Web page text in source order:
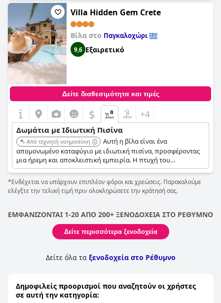
Villa Hidden Gem Crete
Βίλα στο Παγκαλοχώρι
9,6 Εξαιρετικό
Δείτε διαθεσιμότητα και τιμές
$ +4
Δωμάτια με Ιδιωτική Πισίνα
Από τεχνητή νοημοσύνη
Αυτή η βίλα είναι ένα
απομονωμένο καταφύγιο με ιδιωτική πισίνα, προσφέροντας
μια ήρεμη και αποκλειστική εμπειρία. Η πτυχή του
κρυμμένου διαμαντιού προσθέτει στην γοητεία και την
ιδιωτικότητα του χώρου της πισίνας.
*Ενδέχεται να υπάρχουν επιπλέον φόροι και χρεώσεις. Παρακαλούμε
ελέγξτε την τελική τιμή πριν ολοκληρώσετε την κράτησή σας.
ΕΜΦΑΝΙΖΟΝΤΑΙ 1-20 ΑΠΟ 200+ ΞΕΝΟΔΟΧΕΙΑ ΣΤΟ ΡΕΘΥΜΝΟ
Δείτε περισσότερα ξενοδοχεία
Δείτε όλα τα ξενοδοχεία στο Ρέθυμνο
Δημοφιλείς προορισμοί που αναζητούν οι χρήστες
σε αυτή την κατηγορία: